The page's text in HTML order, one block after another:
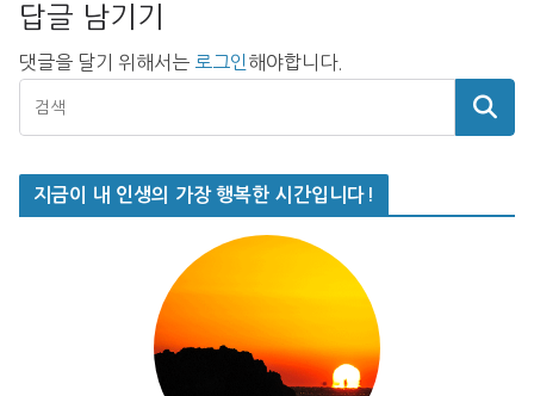
답글 남기기
댓글을 달기 위해서는 로그인 해야합니다.
지금이 내 인생의 가장 행복한 시간입니다!